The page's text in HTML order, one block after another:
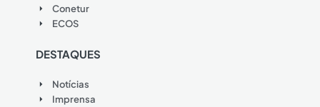
Conetur
ECOS
DESTAQUES
Notícias
Imprensa